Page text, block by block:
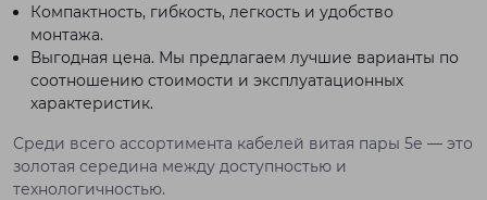
Компактность, гибкость, легкость и удобство
монтажа.
Выгодная цена. Мы предлагаем лучшие варианты по
соотношению стоимости и эксплуатационных
характеристик.
Среди всего ассортимента кабелей витая пары 5е — это
золотая середина между доступностью и
технологичностью.